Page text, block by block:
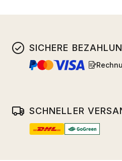
SICHERE
SCHNELLER